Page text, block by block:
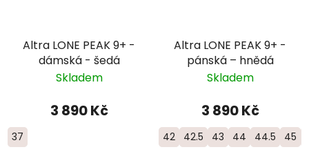
Altra LONE PEAK 9+ -
dámská - šedá
Skladem
3 890 Kč
37
Altra LONE PEAK 9+ -
pánská – hnědá
Skladem
3 890 Kč
42 42.5 43 44 44.5 45